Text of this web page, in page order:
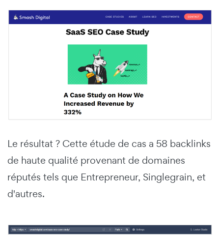
Le résultat ? Cette étude de cas a 58 backlinks
de haute qualité provenant de domaines
réputés tels que Entrepreneur, Singlegrain, et
d'autres.